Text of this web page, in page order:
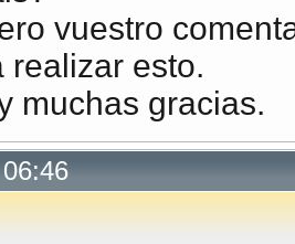
vuestro
realizar esto.
muchas gracias.